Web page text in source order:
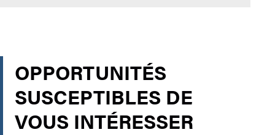
OPPORTUNITÉS
SUSCEPTIBLES DE
VOUS INTÉRESSER